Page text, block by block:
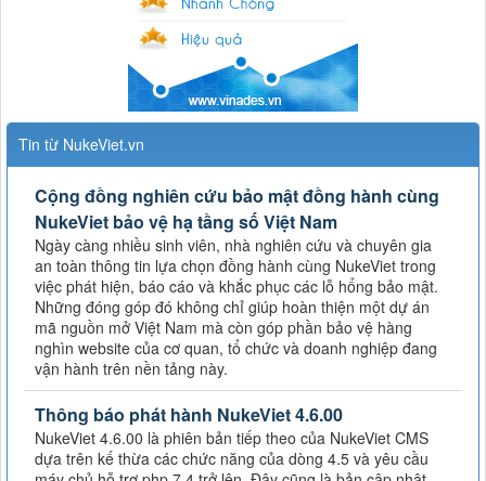
Tin từ NukeViet.vn
Cộng đồng nghiên cứu bảo mật đồng hành cùng
NukeViet bảo vệ hạ tầng số Việt Nam
Ngày càng nhiều sinh viên, nhà nghiên cứu và chuyên gia
an toàn thông tin lựa chọn đồng hành cùng NukeViet trong
việc phát hiện, báo cáo và khắc phục các lỗ hổng bảo mật.
Những đóng góp đó không chỉ giúp hoàn thiện một dự án
mã nguồn mở Việt Nam mà còn góp phần bảo vệ hàng
nghìn website của cơ quan, tổ chức và doanh nghiệp đang
vận hành trên nền tảng này.
Thông báo phát hành NukeViet 4.6.00
NukeViet 4.6.00 là phiên bản tiếp theo của NukeViet CMS
dựa trên kế thừa các chức năng của dòng 4.5 và yêu cầu